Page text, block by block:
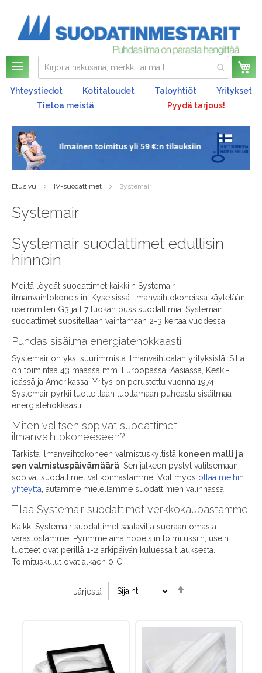
Yhteystiedot Kotitaloudet Taloyhtiöt
Yritykset
Tietoa meistä
Pyydä tarjous!
Etusivu IV-suodattimet Systemair
Systemair
Systemair suodattimet edullisin
hinnoin
Meiltä löydät suodattimet kaikkiin Systemair
ilmanvaihtokoneisiin. Kyseisissä ilmanvaihtokoneissa käytetään
useimmiten G3 ja F7 luokan pussisuodattimia. Systemair
suodattimet suositellaan vaihtamaan 2-3 kertaa vuodessa.
Puhdas sisäilma energiatehokkaasti
Systemair on yksi suurimmista ilmanvaihtoalan yrityksistä. Sillä
on toimintaa 43 maassa mm. Euroopassa, Aasiassa, Keski-
idässä ja Amerikassa. Yritys on perustettu vuonna 1974.
Systemair pyrkii tuotteillaan tuottamaan puhdasta sisäilmaa
energiatehokkaasti.
Miten valitsen sopivat suodattimet
ilmanvaihtokoneeseen?
Tarkista ilmanvaihtokoneen valmistuskyltistä koneen malli ja
sen valmistuspäivämäärä . Sen jälkeen pystyt valitsemaan
sopivat suodattimet valikoimastamme. Voit myös ottaa meihin
yhteyttä , autamme mielellämme suodattimien valinnassa.
Tilaa Systemair suodattimet verkkokaupastamme
Kaikki Systemair suodattimet saatavilla suoraan omasta
varastostamme. Pyrimme aina nopeisiin toimituksiin, usein
tuotteet ovat perillä 1-2 arkipäivän kuluessa tilauksesta.
Toimituskulut ovat alkaen 0 €.
Järjestä